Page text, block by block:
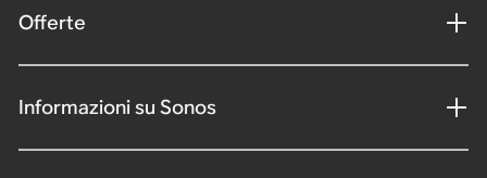
Offerte
Informazioni su Sonos